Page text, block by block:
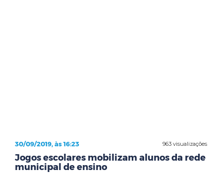
963 visualizações
30/09/2019, às 16:23
Jogos escolares mobilizam alunos da rede
municipal de ensino